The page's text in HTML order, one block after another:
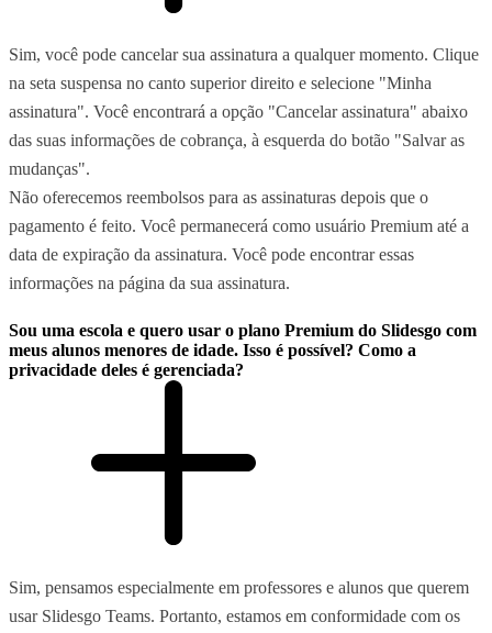
Sim, você pode cancelar sua assinatura a qualquer momento. Clique
na seta suspensa no canto superior direito e selecione "Minha
assinatura". Você encontrará a opção "Cancelar assinatura" abaixo
das suas informações de cobrança, à esquerda do botão "Salvar as
mudanças".
Não oferecemos reembolsos para as assinaturas depois que o
pagamento é feito. Você permanecerá como usuário Premium até a
data de expiração da assinatura. Você pode encontrar essas
informações na página da sua assinatura.
Sou uma escola e quero usar o plano Premium do Slidesgo com
meus alunos menores de idade. Isso é possível? Como a
privacidade deles é gerenciada?
Sim, pensamos especialmente em professores e alunos que querem
usar Slidesgo Teams. Portanto, estamos em conformidade com os